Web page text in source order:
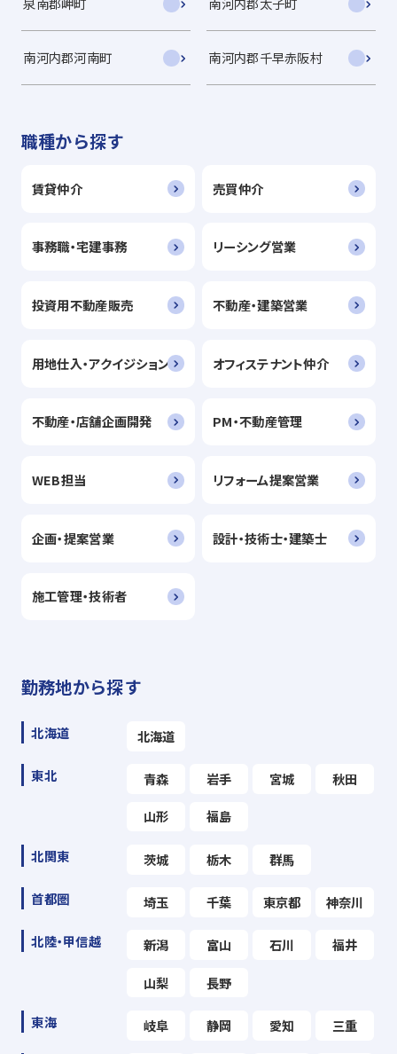
南河内郡河南町 南河内郡千早赤阪村
職種から探す
賃貸仲介 売買仲介
事務職・宅建事務 リーシング営業
投資用不動産販売 不動産・建築営業
用地仕入・アクイジション オフィステナント仲介
不動産・店舗企画開発 PM・不動産管理
WEB担当 リフォーム提案営業
企画・提案営業 設計・技術士・建築士
施工管理・技術者
勤務地から探す
北海道 北海道
東北 青森 岩手 宮城 秋田
山形 福島
北関東 茨城 栃木 群馬
首都圏 埼玉 千葉 東京都 神奈川
北陸・甲信越 新潟 富山 石川 福井
山梨 長野
東海 岐阜 静岡 愛知 三重